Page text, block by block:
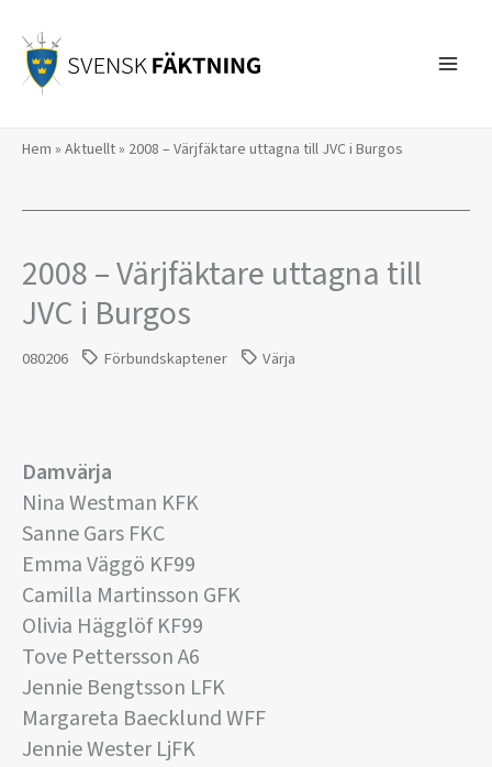
innehåll
Hem » Aktuellt» 2008 – Värjfäktare uttagna till JVC i Burgos
2008 – Värjfäktare uttagna till
JVC i Burgos
080206 Förbundskaptener Värja
Damvärja
Nina Westman KFK
Sanne Gars FKC
Emma Väggö KF99
Camilla Martinsson GFK
Olivia Hägglöf KF99
Tove Pettersson A6
Jennie Bengtsson LFK
Margareta Baecklund WFF
Jennie Wester LjFK